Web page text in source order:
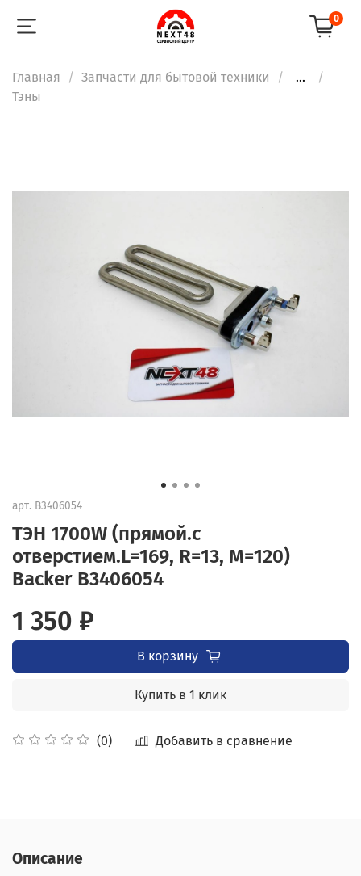
0
Главная Запчасти для бытовой техники
...
Тэны
арт. B3406054
ТЭН 1700W (прямой.с
отверстием.L=169, R=13, M=120)
Backer B3406054
(0) Добавить в сравнение
1 350 ₽
В корзину
Купить в 1 клик
Описание